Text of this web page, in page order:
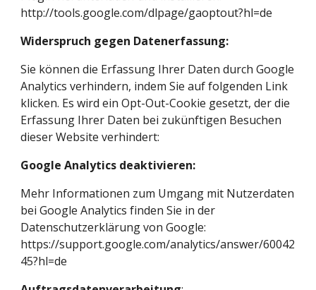
http://tools.google.com/dlpage/gaoptout?hl=de
Widerspruch gegen Datenerfassung:
Sie können die Erfassung Ihrer Daten durch Google
Analytics verhindern, indem Sie auf folgenden Link
klicken. Es wird ein Opt-Out-Cookie gesetzt, der die
Erfassung Ihrer Daten bei zukünftigen Besuchen
dieser Website verhindert:
Google Analytics deaktivieren:
Mehr Informationen zum Umgang mit Nutzerdaten
bei Google Analytics finden Sie in der
https://support.google.com/analytics/answer/60042
45?hl=de